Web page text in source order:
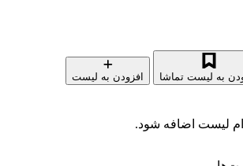
به لیست تماشا افزودن به لیست
لیست اضافه شود.